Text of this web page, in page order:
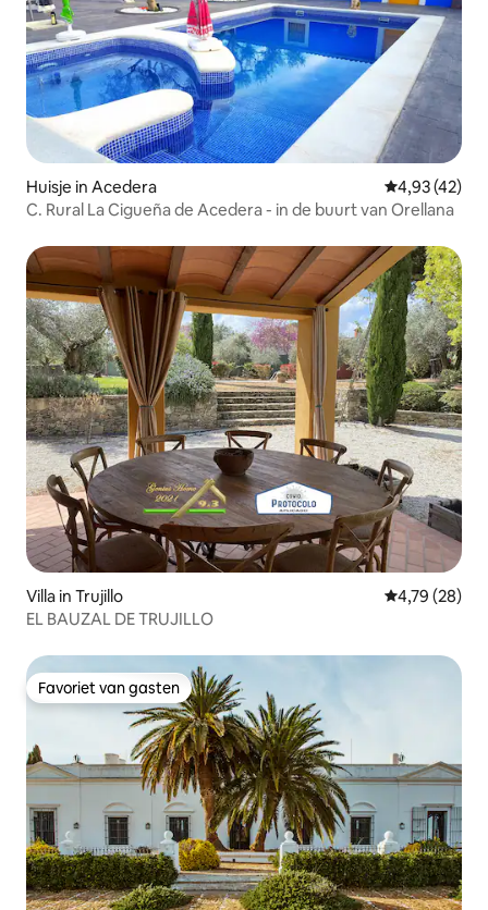
Huisje in Acedera Gemiddelde
4,93 (42)
C. Rural La Cigueña de Acedera - in de buurt van Orellana
Villa in Trujillo Gemiddelde
4,79 (28)
EL BAUZAL DE TRUJILLO
Favoriet van gasten
Favoriet van gasten